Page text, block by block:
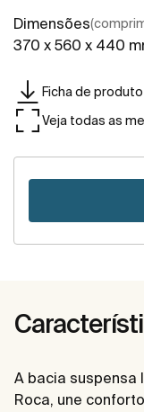
Dimensões
370 x 560 x 440
Ficha de
Veja todas as
A bacia suspensa
Roca, une